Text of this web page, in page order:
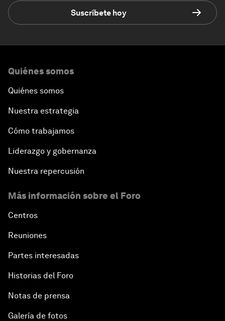
Suscríbete hoy
Quiénes somos
Quiénes somos
Nuestra estrategia
Cómo trabajamos
Liderazgo y gobernanza
Nuestra repercusión
Más información sobre el Foro
Centros
Reuniones
Partes interesadas
Historias del Foro
Notas de prensa
Galería de fotos